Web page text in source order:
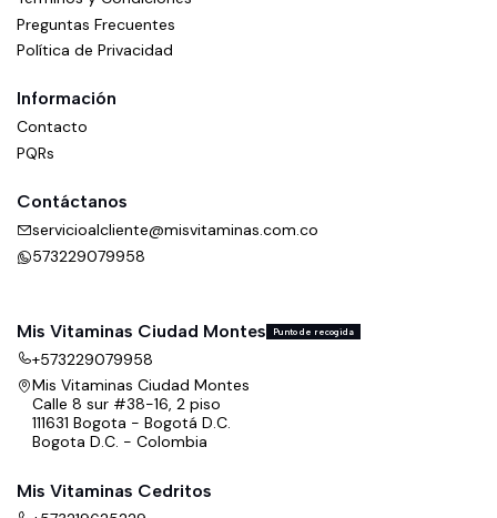
Preguntas Frecuentes
Política de Privacidad
Información
Contacto
PQRs
Contáctanos
servicioalcliente@misvitaminas.com.co
573229079958
Mis Vitaminas Ciudad Montes Punto de recogida
+573229079958
Mis Vitaminas Ciudad Montes
Calle 8 sur #38-16, 2 piso
111631 Bogota - Bogotá D.C.
Bogota D.C. - Colombia
Mis Vitaminas Cedritos